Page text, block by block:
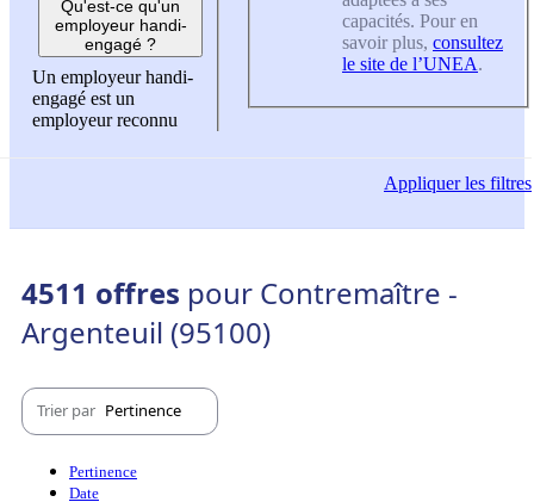
Qu'est-ce qu'un
employeur handi-
engagé ?
Un employeur handi-
engagé est un
employeur reconnu
capacités. Pour en
savoir plus, consultez
le site de l’UNEA.
Appliquerles filtres
4511 offres pour Contremaître -
Argenteuil (95100)
Trier par Pertinence
Pertinence
Date